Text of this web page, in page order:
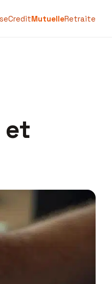
CreditMutuelleRetraite
et